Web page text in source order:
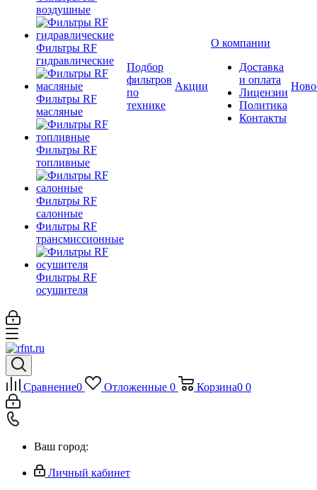
воздушные
Фильтры RF
гидравлические
Фильтры RF
масляные
Фильтры RF
топливные
Фильтры RF
салонные
Фильтры RF
трансмиссионные
Фильтры RF
осушителя
Подбор
фильтров
по
технике
Акции
О компании
Доставка
и оплата
Лицензии
Политика
Контакты
Сравнение0 Отложенные 0 Корзина0 0
Ваш город:
Личный кабинет